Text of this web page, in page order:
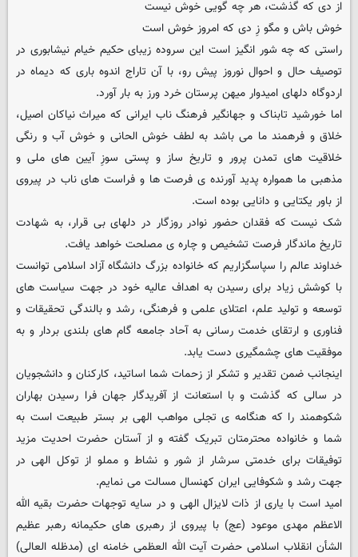
از دی که گذشت، هر چه گویی خوش نیست
خوش باش و مگو زِ دی که امروز خوش است
راستی که چه شور انگیز است این سروده زیبای حکیم خیام نیشابوری در
توصیف حال و احوال نوروز پیش رو، با آن تاراج اندوه باری که دیماه در
اردوگاه دلهای امیدوار میهن پرستان خرد ورز به بار آورد.
اما خورشید تابناک و جهانگیر فرهنگ ناب ایرانی که میراث نیاکان اصیل،
خلاق و فرهمند ما می باشد به لطف خوش الحانی و خوش آب و رنگی
خلاقیت های تمدن پرور و تاریخ ساز و پستی سوزِ آیین های ملی و
مذهبی ما همواره پدید آورنده ی فرصت ها و فراست های ناب در پیروی
از باور یکتایی و دانایی بوده است.
شک نیست که فقدان حضور نوادر روزگار در دلهای بی قرار، به شهادت
تاریخ ماندگار فرصت تشخیص و چاره ی مصلحت خواهد یافت.
خداوند عالم را سپاسگزاریم که خانواده بزرگ دانشگاه آزاد اسلامی توانست
با کوشش زیاد برای رسیدن به اهداف عالیه خود در جهت سیاست های
توسعه و تولید علم، اعتلای علمی و فرهنگی، رشد و بالندگی تحقیقات و
فناوری و ارتقای خدمت رسانی به آحاد جامعه گام های بلندی بردار و به
موفقیت های چشمگیری دست یابد.
اینجانب ضمن تقدیر و تشکر از زحمات شما اساتید، کارکنان و دانشجویان
در سالی که گذشت و با استعانت از آفریدگار جهان فرا رسیدن بهاران
شکوهمند را که هنگامه ی تجلی مواهب الهی بر بستر طبیعت است به
شما و خانواده محترمتان تبریک گفته و از آستان حضرت احدیت مزید
توفیقات برای خدمتی سرشار از شور و نشاط و مملو از توکل الهی در
جهت رشد و شکوفایی ایران کهنسال مسالت می نمایم.
امید است با یاری از ذات لایزال الهی و در سایه توجهات حضرت بقیه الله
الاعظم مهدی موعود (عج) با پیروی از رهبری های حکیمانه رهبر عظیم
الشأن انقلاب اسلامی حضرت آیت الله العظمی خامنه ای (مدظله العالی)